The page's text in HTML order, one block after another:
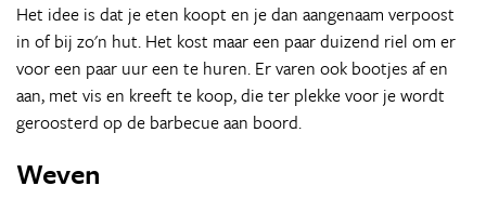
Het idee is dat je eten koopt en je dan aangenaam verpoost
in of bij zo'n hut. Het kost maar een paar duizend riel om er
voor een paar uur een te huren. Er varen ook bootjes af en
aan, met vis en kreeft te koop, die ter plekke voor je wordt
geroosterd op de barbecue aan boord.
Weven